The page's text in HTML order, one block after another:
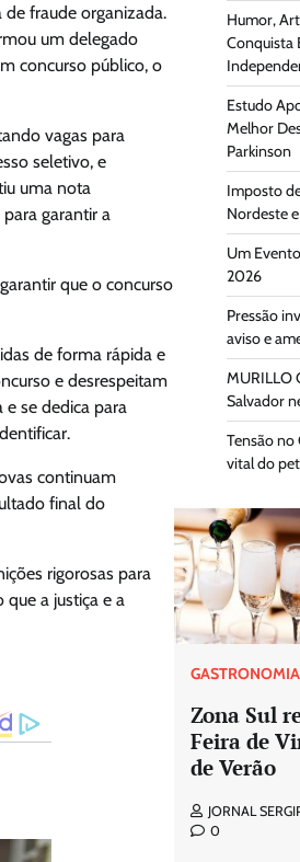
fraude organizada.
um delegado
concurso público, o
vagas para
seletivo, e
uma nota
garantir a
que o concurso
de forma rápida e
e desrespeitam
se dedica para
continuam
final do
rigorosas para
a justiça e a
Humor,
Conquista
Estudo
Melhor
Parkinson
Imposto
Nordeste
Um
2026
Pressão
aviso e
MURILLO
Salvador
Tensão no
vital do
GASTRONOMIA
Zona Sul
Feira de
de Verão
JORNAL
0